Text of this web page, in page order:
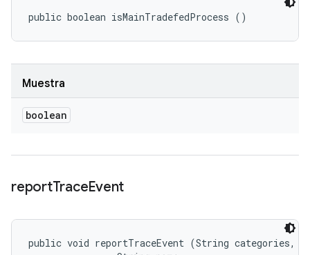
public boolean isMainTradefedProcess ()
Muestra
boolean
reportTraceEvent
public void reportTraceEvent (String categories,